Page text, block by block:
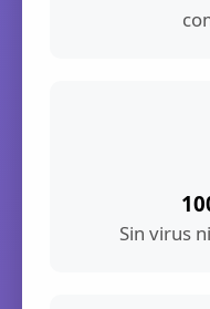
Sin virus